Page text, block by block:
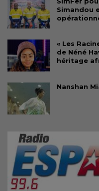
Simandou
« Les
de Néné
héritage
Nanshan